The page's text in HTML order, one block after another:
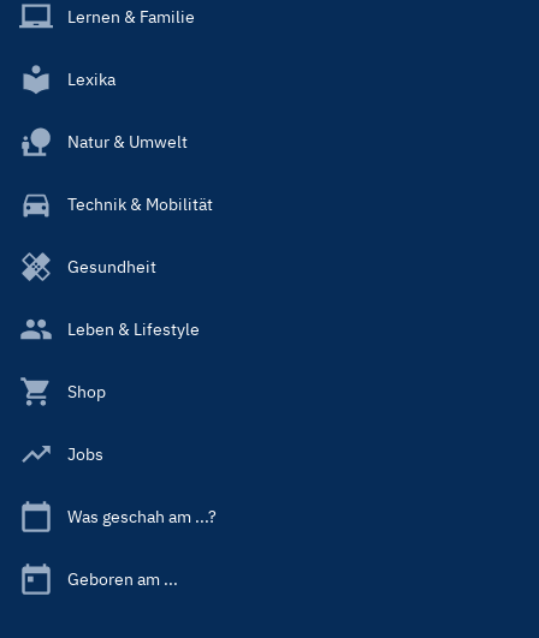
Lernen & Familie
Lexika
Natur & Umwelt
Technik & Mobilität
Gesundheit
Leben & Lifestyle
Shop
Jobs
Was geschah am ...?
Geboren am ...